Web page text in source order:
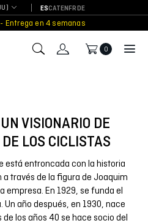
- Entrega en 4 semanas
ESCATENFRDE
0
VISIONARIO DE
LOS CICLISTAS
está entroncada con la historia
través de la figura de Joaquim
empresa. En 1929, se funda el
año después, en 1930, nace
los años 40 se hace socio del